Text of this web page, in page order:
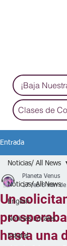
¡Baja
Clases de
Entrada
Noticias/ All News
English
Noticias Locales
Estatal
Noticias/ All News
Un
hasta una
Planeta Venus
17 feb 8 min de